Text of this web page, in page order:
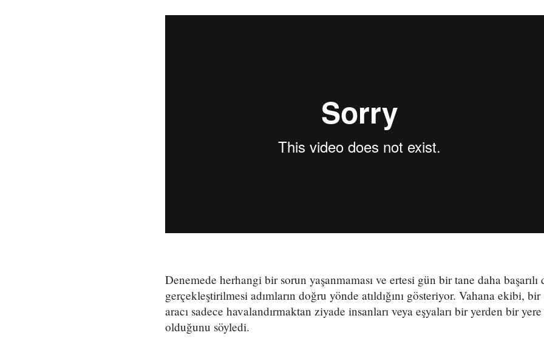
Denemede herhangi bir sorun yaşanmaması ve ertesi gün bir tane daha başarılı
gerçekleştirilmesi adımların doğru yönde atıldığını gösteriyor. Vahana ekibi,
aracı sadece havalandırmaktan ziyade insanları veya eşyaları bir yerden bir
olduğunu söyledi.